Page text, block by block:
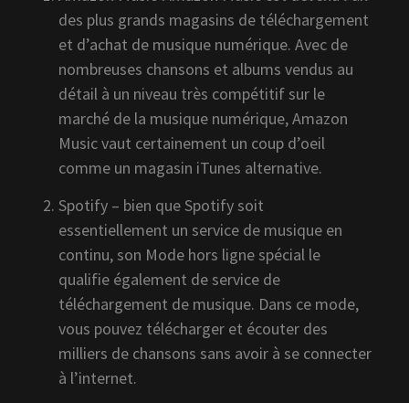
des plus grands magasins de téléchargement
et d’achat de musique numérique. Avec de
nombreuses chansons et albums vendus au
détail à un niveau très compétitif sur le
marché de la musique numérique, Amazon
Music vaut certainement un coup d’oeil
comme un magasin iTunes alternative.
Spotify – bien que Spotify soit
essentiellement un service de musique en
continu, son Mode hors ligne spécial le
qualifie également de service de
téléchargement de musique. Dans ce mode,
vous pouvez télécharger et écouter des
milliers de chansons sans avoir à se connecter
à l’internet.